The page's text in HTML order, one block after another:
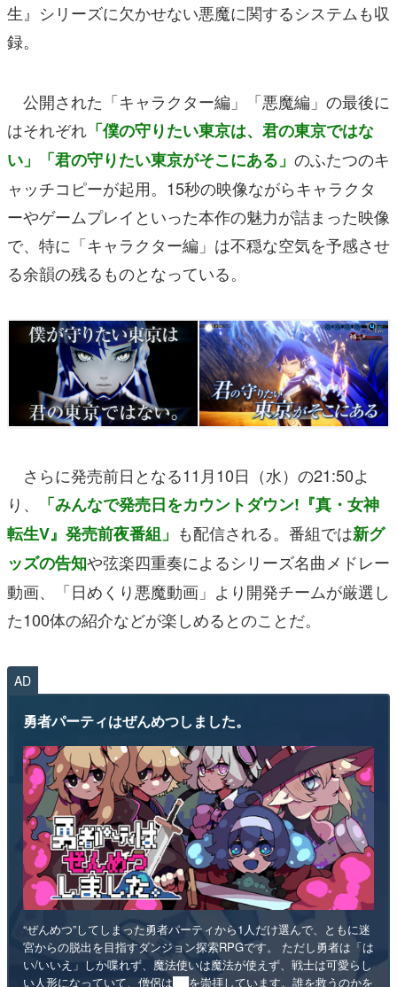
生』シリーズに欠かせない悪魔に関するシステムも収
録。
公開された「キャラクター編」「悪魔編」の最後に
はそれぞれ 「僕の守りたい東京は、君の東京ではな
い」「君の守りたい東京がそこにある」 のふたつのキ
ャッチコピーが起用。15秒の映像ながらキャラクタ
ーやゲームプレイといった本作の魅力が詰まった映像
で、特に「キャラクター編」は不穏な空気を予感させ
る余韻の残るものとなっている。
さらに発売前日となる11月10日（水）の21:50よ
り、
「みんなで発売日をカウントダウン!『真・女神
転生V』発売前夜番組」 も配信される。番組では新グ
ッズの告知や弦楽四重奏によるシリーズ名曲メドレー
動画、「日めくり悪魔動画」より開発チームが厳選し
た100体の紹介などが楽しめるとのことだ。
AD
勇者パーティはぜんめつしました。
“ぜんめつ”してしまった勇者パーティから1人だけ選んで、ともに迷
宮からの脱出を目指すダンジョン探索RPGです。 ただし勇者は「は
い/いいえ」しか喋れず、魔法使いは魔法が使えず、戦士は可愛らし
い人形になっていて、僧侶は██を崇拝しています。誰を救うのかを